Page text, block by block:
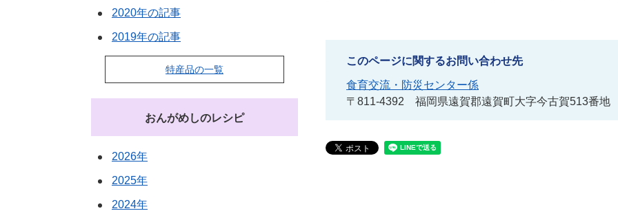
このページに関するお問い合わせ先
食育交流・防災センター係
〒811-4392
福岡県遠賀郡遠賀町大字今古賀513番地
2020年の記事
2019年の記事
特産品の一覧
おんがめしのレシピ
2026年
2025年
2024年